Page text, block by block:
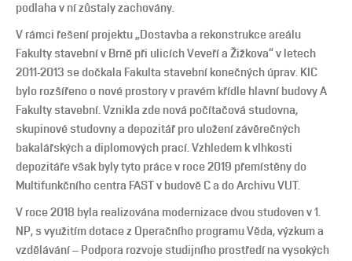
podlaha v ní zůstaly zachovány.
V rámci řešení projektu „Dostavba a rekonstrukce areálu
Fakulty stavební v Brně při ulicích Veveří a Žižkova“ v letech
2011-2013 se dočkala Fakulta stavební konečných úprav. KIC
bylo rozšířeno o nové prostory v pravém křídle hlavní budovy A
Fakulty stavební. Vznikla zde nová počítačová studovna,
skupinové studovny a depozitář pro uložení závěrečných
bakalářských a diplomových prací. Vzhledem k vlhkosti
depozitáře však byly tyto práce v roce 2019 přemístěny do
Multifunkčního centra FAST v budově C a do Archivu VUT.
V roce 2018 byla realizována modernizace dvou studoven v 1.
NP, s využitím dotace z Operačního programu Věda, výzkum a
vzdělávání – Podpora rozvoje studijního prostředí na vysokých